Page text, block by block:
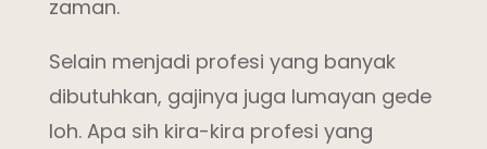
zaman.
Selain menjadi profesi yang banyak
dibutuhkan, gajinya juga lumayan gede
loh. Apa sih kira-kira profesi yang